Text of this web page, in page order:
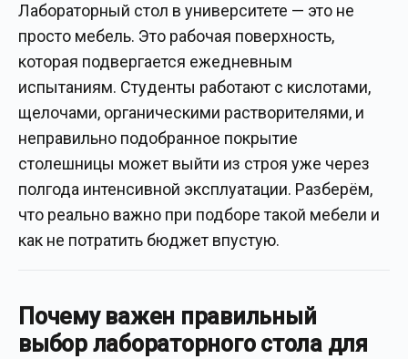
Лабораторный стол в университете — это не
просто мебель. Это рабочая поверхность,
которая подвергается ежедневным
испытаниям. Студенты работают с кислотами,
щелочами, органическими растворителями, и
неправильно подобранное покрытие
столешницы может выйти из строя уже через
полгода интенсивной эксплуатации. Разберём,
что реально важно при подборе такой мебели и
как не потратить бюджет впустую.
Почему важен правильный
выбор лабораторного стола для